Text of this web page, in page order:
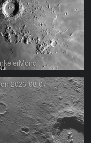
2026-08-07